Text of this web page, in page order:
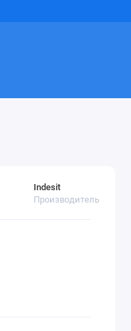
Indesit
Производитель